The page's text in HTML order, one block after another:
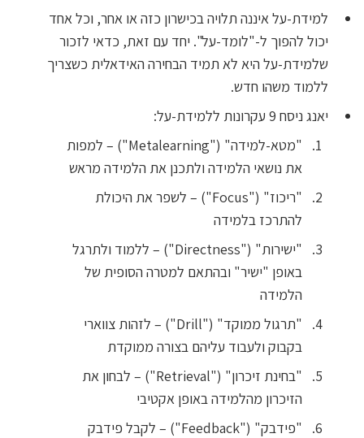
למידת-על איננה תלויה בכישרון כזה או אחר, וכל אחד
יכול להפוך ל-"לומד-על". יחד עם זאת, כדאי לזכור
שלמידת-על היא לא תמיד הבחירה האידאלית כשצריך
ללמוד משהו חדש.
יאנג ניסח 9 עקרונות ללמידת-על:
"מטא-למידה" ("Metalearning") – למפות
את נושאי הלמידה ולתכנן את הלמידה מראש
"ריכוז" ("Focus") – לשפר את היכולת
להתרכז בלמידה
"ישירות" ("Directness") – ללמוד ולתרגל
באופן "ישיר" ובהתאם למטרה הסופית של
הלמידה
"תרגול ממוקד" ("Drill") – לזהות צווארי
בקבוק ולעבוד עליהם בצורה ממוקדת
"בחינת זיכרון" ("Retrieval") – לבחון את
הזיכרון מהלמידה באופן אקטיבי
"פידבק" ("Feedback") – לקבל פידבק